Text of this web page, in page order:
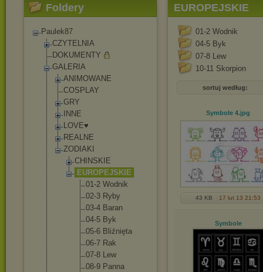
Foldery
Paulek87
CZYTELNIA
DOKUMENTY
GALERIA
ANIMOWANE
COSPLAY
GRY
INNE
LOVE♥
REALNE
ZODIAKI
CHINSKIE
EUROPEJSKIE
01-2 Wodnik
02-3 Ryby
03-4 Baran
04-5 Byk
05-6 Bliźnięta
06-7 Rak
07-8 Lew
08-9 Panna
EUROPEJSKIE
01-2 Wodnik
04-5 Byk
07-8 Lew
10-11 Skorpion
sortuj według:
Symbole 4.jpg
43 KB 17 lut 13 21:53
Symbole